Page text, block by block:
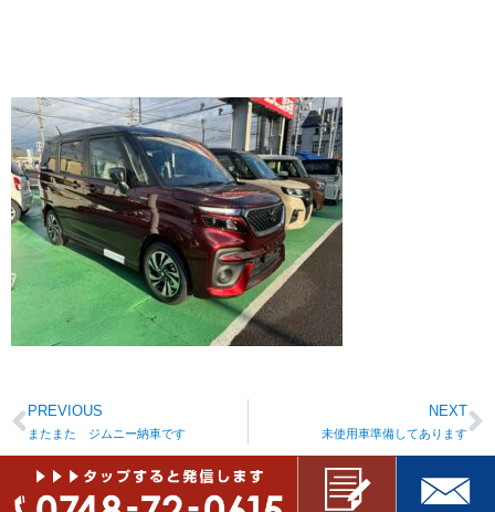
PREVIOUS
またまた ジムニー納車です
NEXT
未使用車準備してあります